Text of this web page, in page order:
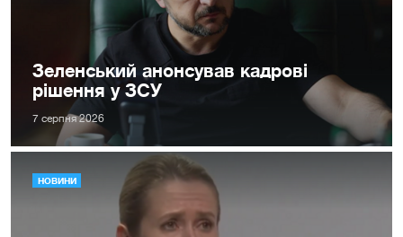
Зеленський анонсував кадрові
рішення у ЗСУ
7 серпня 2026
НОВИНИ